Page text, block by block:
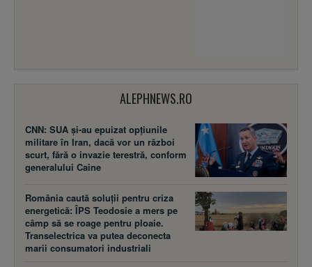
ALEPHNEWS.RO
CNN: SUA şi-au epuizat opțiunile
militare în Iran, dacă vor un război
scurt, fără o invazie terestră, conform
generalului Caine
România caută soluții pentru criza
energetică: ÎPS Teodosie a mers pe
câmp să se roage pentru ploaie.
Transelectrica va putea deconecta
marii consumatori industriali